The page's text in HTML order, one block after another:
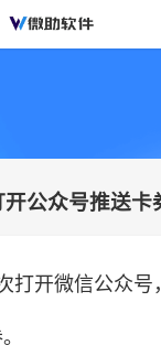
开公众号推送卡
打开微信公众号